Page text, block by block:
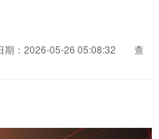
期：2026-05-26 05:08:32
查